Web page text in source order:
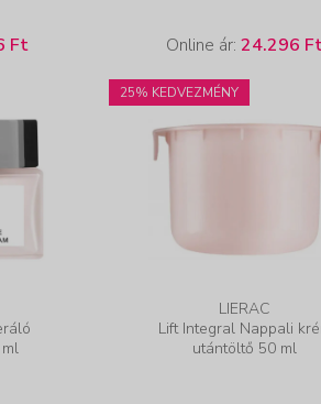
Ft Online ár:24.296
25% KEDVEZMÉNY
LIERAC
Lift Integral Nappali
utántöltő 50 ml